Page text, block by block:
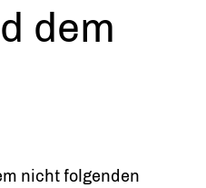
dem
nicht folgenden